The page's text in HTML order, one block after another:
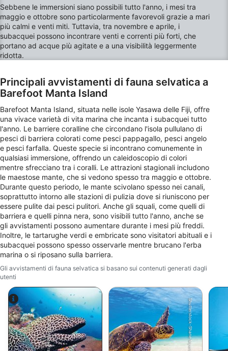
Sebbene le immersioni siano possibili tutto l'anno, i mesi tra
maggio e ottobre sono particolarmente favorevoli grazie a mari
più calmi e venti miti. Tuttavia, tra novembre e aprile, i
subacquei possono incontrare venti e correnti più forti, che
portano ad acque più agitate e a una visibilità leggermente
ridotta.
Principali avvistamenti di fauna selvatica a
Barefoot Manta Island
Barefoot Manta Island, situata nelle isole Yasawa delle Fiji, offre
una vivace varietà di vita marina che incanta i subacquei tutto
l'anno. Le barriere coralline che circondano l'isola pullulano di
pesci di barriera colorati come pesci pappagallo, pesci angelo
e pesci farfalla. Queste specie si incontrano comunemente in
qualsiasi immersione, offrendo un caleidoscopio di colori
mentre sfrecciano tra i coralli. Le attrazioni stagionali includono
le maestose mante, che si vedono spesso tra maggio e ottobre.
Durante questo periodo, le mante scivolano spesso nei canali,
soprattutto intorno alle stazioni di pulizia dove si riuniscono per
essere pulite dai pesci pulitori. Anche gli squali, come quelli di
barriera e quelli pinna nera, sono visibili tutto l'anno, anche se
gli avvistamenti possono aumentare durante i mesi più freddi.
Inoltre, le tartarughe verdi e embricate sono visitatori abituali e i
subacquei possono spesso osservarle mentre brucano l'erba
marina o si riposano sulla barriera.
Gli avvistamenti di fauna selvatica si basano sui contenuti generati dagli
utenti
Alamy-WaterFrame
Utilizziamo i tuoi dati per i seguenti scopi:
Finalità del trattamento IAB:
Archiviare informazioni su dispositivo e/o
accedervi
Creare profili per la pubblicità
Utilizzare profili per la selezione di pubblicità
personalizzata
Creare profili per la personalizzazione dei
contenuti
Utilizzare profili per la selezione di contenuti
personalizzati
Misurare le prestazioni degli annunci
Misurare le prestazioni dei contenuti
Comprendere il pubblico attraverso
statistiche o la combinazione di dati
provenienti da fonti diverse
Sviluppare e migliorare i servizi
Utilizzare dati limitati per la selezione dei
contenuti
Caratteristiche speciali IAB: